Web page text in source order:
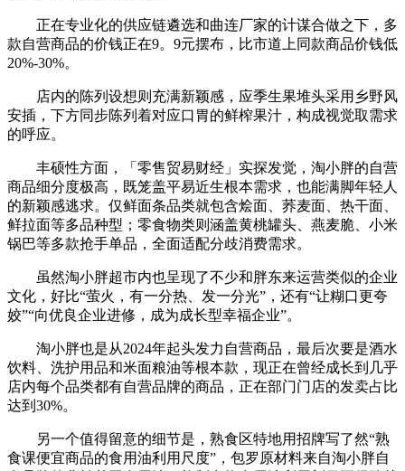
正在专业化的供应链遴选和曲连厂家的计谋合做之下，多
款自营商品的价钱正在9。9元摆布，比市道上同款商品价钱低
20%-30%。
店内的陈列设想则充满新颖感，应季生果堆头采用乡野风
安插，下方同步陈列着对应口胃的鲜榨果汁，构成视觉取需求
的呼应。
丰硕性方面，「零售贸易财经」实探发觉，淘小胖的自营
商品细分度极高，既笼盖平易近生根本需求，也能满脚年轻人
的新颖感逃求。仅鲜面条品类就包含烩面、荞麦面、热干面、
鲜拉面等多品种型；零食物类则涵盖黄桃罐头、燕麦脆、小米
锅巴等多款抢手单品，全面适配分歧消费需求。
虽然淘小胖超市内也呈现了不少和胖东来运营类似的企业
文化，好比“萤火，有一分热、发一分光”，还有“让糊口更夸
姣”“向优良企业进修，成为成长型幸福企业”。
淘小胖也是从2024年起头发力自营商品，最后次要是酒水
饮料、洗护用品和米面粮油等根本款，现正在曾经成长到几乎
店内每个品类都有自营品牌的商品，正在部门门店的发卖占比
达到30%。
另一个值得留意的细节是，熟食区特地用招牌写了然“熟
食课便宜商品的食用油利用尺度”，包罗原材料来自淘小胖自